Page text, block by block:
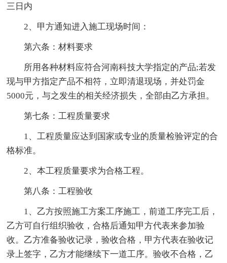
三日内
2、甲方通知进入施工现场时间：
第六条：材料要求
所用各种材料应符合河南科技大学指定的产品;若发
现与甲方指定产品不相符，立即清退现场，并处罚金
5000元，与之发生的相关经济损失，全部由乙方承担。
第七条：工程质量要求
1、工程质量应达到国家或专业的质量检验评定的合
格标准。
2、本工程质量要求为合格工程。
第八条：工程验收
1、乙方按照施工方案工序施工，前道工序完工后，
乙方可自行组织验收，合格后通知甲方代表来参加验
收。乙方准备验收记录，验收合格，甲方代表在验收记
录上签字，乙方才能继续下一道工序。验收不合格，乙